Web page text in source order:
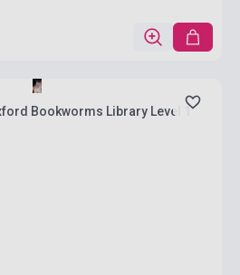
Bookworms Library Level 1